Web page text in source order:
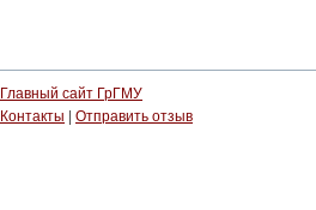
Главный сайт ГрГМУ
Контакты
Отправить отзыв